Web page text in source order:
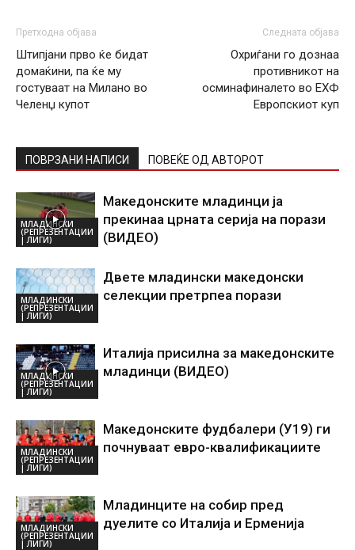
Претходна објава
Штипјани прво ќе бидат
домаќини, па ќе му
гостуваат на Милано во
Челенџ купот
Следната објава
Охриѓани го дознаа
противникот на
осминафиналето во ЕХФ
Европскиот куп
ПОВРЗАНИ НАПИСИ ПОВЕЌЕ ОД АВТОРОТ
МЛАДИНСКИ
(РЕПРЕЗЕНТАЦИИ
| ЛИГИ)
Македонските младинци ја
прекинаа црната серија на порази
(ВИДЕО)
МЛАДИНСКИ
(РЕПРЕЗЕНТАЦИИ
| ЛИГИ)
Двете младински македонски
селекции претрпеа порази
МЛАДИНСКИ
(РЕПРЕЗЕНТАЦИИ
| ЛИГИ)
Италија присилна за македонските
младинци (ВИДЕО)
МЛАДИНСКИ
(РЕПРЕЗЕНТАЦИИ
| ЛИГИ)
Македонските фудбалери (У19) ги
почнуваат евро-квалификациите
МЛАДИНСКИ
(РЕПРЕЗЕНТАЦИИ
| ЛИГИ)
Младинците на собир пред
дуелите со Италија и Ерменија